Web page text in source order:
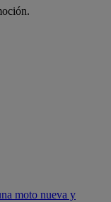
moto nueva y